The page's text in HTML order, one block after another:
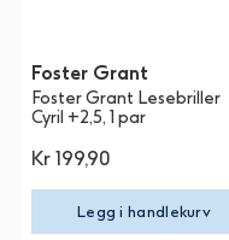
Foster Grant
Foster Grant Lesebriller
Cyril +2,5, 1 par
Kr 199,90
Legg i handlekurv